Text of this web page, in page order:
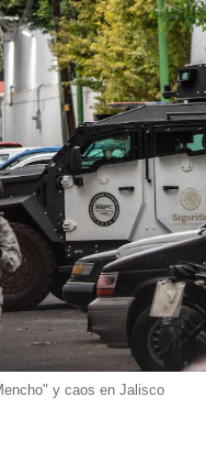
y caos en Jalisco